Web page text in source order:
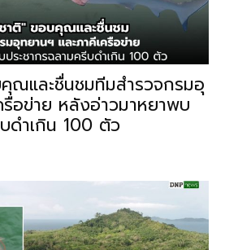
ณและชื่นชมทีมสำรวจกรมอุ
รือข่าย​ หลังอ่าวมาหยา​พบ
ดำเกิน​ 100 ตัว